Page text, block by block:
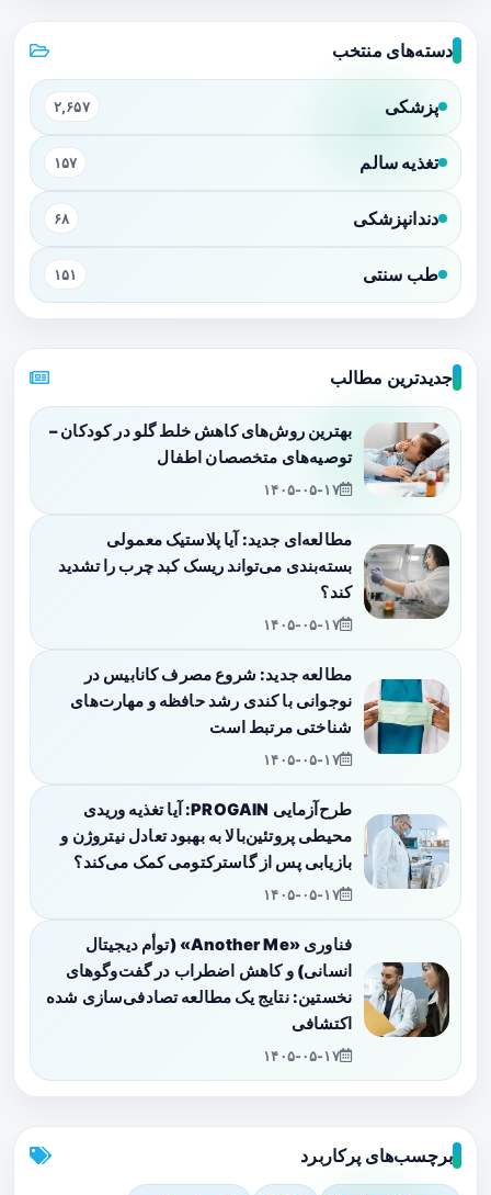
دسته‌های منتخب
پزشکی ۲,۶۵۷
تغذیه سالم ۱۵۷
دندانپزشکی ۶۸
طب سنتی ۱۵۱
جدیدترین مطالب
بهترین روش‌های کاهش خلط گلو در کودکان –
توصیه‌های متخصصان اطفال
۱۴۰۵-۰۵-۱۷
مطالعه‌ای جدید: آیا پلاستیک معمولی
بسته‌بندی می‌تواند ریسک کبد چرب را تشدید
کند؟
۱۴۰۵-۰۵-۱۷
مطالعه جدید: شروع مصرف کانابیس در
نوجوانی با کندی رشد حافظه و مهارت‌های
شناختی مرتبط است
۱۴۰۵-۰۵-۱۷
طرح‌آزمایی PROGAIN: آیا تغذیه وریدی
محیطی پروتئین‌بالا به بهبود تعادل نیتروژن و
بازیابی پس از گاسترکتومی کمک می‌کند؟
۱۴۰۵-۰۵-۱۷
فناوری «Another Me» (توأم دیجیتال
انسانی) و کاهش اضطراب در گفت‌وگوهای
نخستین: نتایج یک مطالعه تصادفی‌سازی شده
اکتشافی
۱۴۰۵-۰۵-۱۷
برچسب‌های پرکاربرد